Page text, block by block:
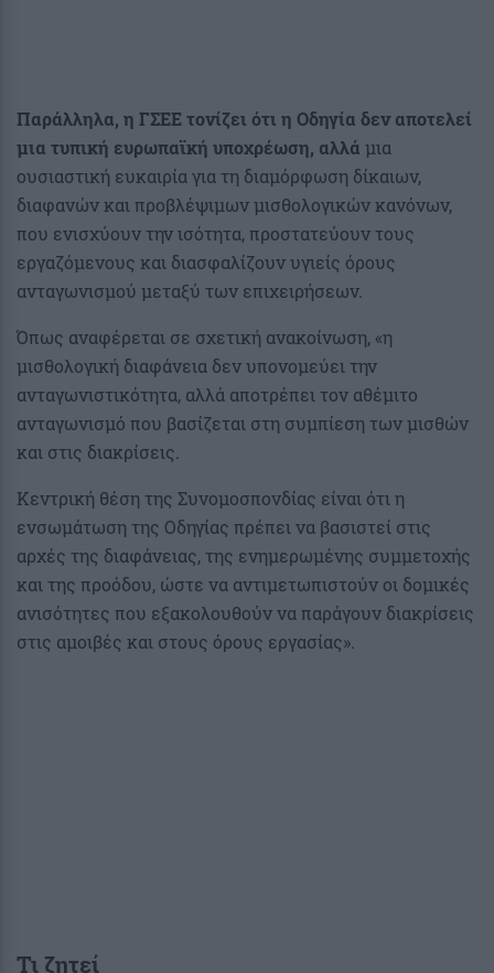
Παράλληλα, η ΓΣΕΕ τονίζει ότι η Οδηγία δεν αποτελεί
μια τυπική ευρωπαϊκή υποχρέωση, αλλά μια
ουσιαστική ευκαιρία για τη διαμόρφωση δίκαιων,
διαφανών και προβλέψιμων μισθολογικών κανόνων,
που ενισχύουν την ισότητα, προστατεύουν τους
εργαζόμενους και διασφαλίζουν υγιείς όρους
ανταγωνισμού μεταξύ των επιχειρήσεων.
Όπως αναφέρεται σε σχετική ανακοίνωση, «η
μισθολογική διαφάνεια δεν υπονομεύει την
ανταγωνιστικότητα, αλλά αποτρέπει τον αθέμιτο
ανταγωνισμό που βασίζεται στη συμπίεση των μισθών
και στις διακρίσεις.
Κεντρική θέση της Συνομοσπονδίας είναι ότι η
ενσωμάτωση της Οδηγίας πρέπει να βασιστεί στις
αρχές της διαφάνειας, της ενημερωμένης συμμετοχής
και της προόδου, ώστε να αντιμετωπιστούν οι δομικές
ανισότητες που εξακολουθούν να παράγουν διακρίσεις
στις αμοιβές και στους όρους εργασίας».
Τι ζητεί